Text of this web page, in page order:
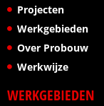
Projecten
Werkgebieden
Over Probouw
Werkwijze
WERKGEBIEDEN